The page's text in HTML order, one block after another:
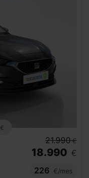
€
21.990 €
18.990 €
226
€/mes